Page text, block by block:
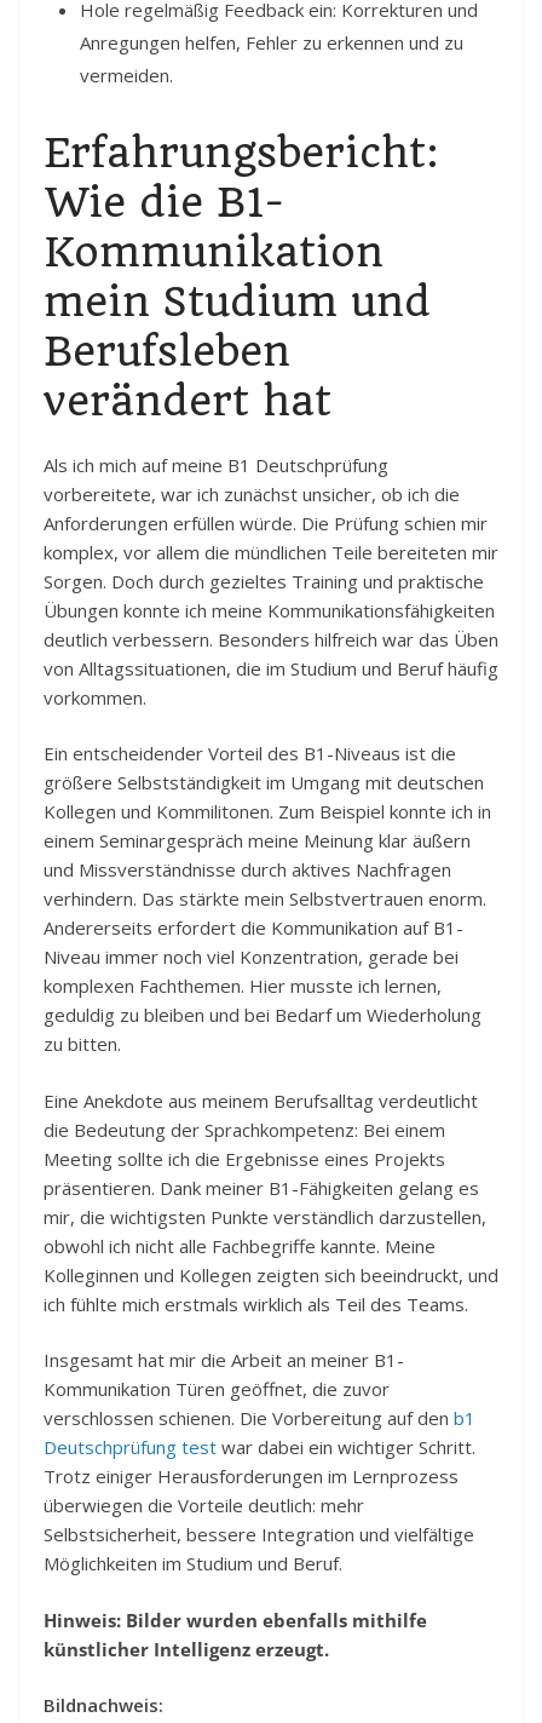
Hole regelmäßig Feedback ein: Korrekturen und
Anregungen helfen, Fehler zu erkennen und zu
vermeiden.
Erfahrungsbericht:
Wie die B1-
Kommunikation
mein Studium und
Berufsleben
verändert hat
Als ich mich auf meine B1 Deutschprüfung
vorbereitete, war ich zunächst unsicher, ob ich die
Anforderungen erfüllen würde. Die Prüfung schien mir
komplex, vor allem die mündlichen Teile bereiteten mir
Sorgen. Doch durch gezieltes Training und praktische
Übungen konnte ich meine Kommunikationsfähigkeiten
deutlich verbessern. Besonders hilfreich war das Üben
von Alltagssituationen, die im Studium und Beruf häufig
vorkommen.
Ein entscheidender Vorteil des B1-Niveaus ist die
größere Selbstständigkeit im Umgang mit deutschen
Kollegen und Kommilitonen. Zum Beispiel konnte ich in
einem Seminargespräch meine Meinung klar äußern
und Missverständnisse durch aktives Nachfragen
verhindern. Das stärkte mein Selbstvertrauen enorm.
Andererseits erfordert die Kommunikation auf B1-
Niveau immer noch viel Konzentration, gerade bei
komplexen Fachthemen. Hier musste ich lernen,
geduldig zu bleiben und bei Bedarf um Wiederholung
zu bitten.
Eine Anekdote aus meinem Berufsalltag verdeutlicht
die Bedeutung der Sprachkompetenz: Bei einem
Meeting sollte ich die Ergebnisse eines Projekts
präsentieren. Dank meiner B1-Fähigkeiten gelang es
mir, die wichtigsten Punkte verständlich darzustellen,
obwohl ich nicht alle Fachbegriffe kannte. Meine
Kolleginnen und Kollegen zeigten sich beeindruckt, und
ich fühlte mich erstmals wirklich als Teil des Teams.
Insgesamt hat mir die Arbeit an meiner B1-
Kommunikation Türen geöffnet, die zuvor
verschlossen schienen. Die Vorbereitung auf den b1
Deutschprüfung test war dabei ein wichtiger Schritt.
Trotz einiger Herausforderungen im Lernprozess
überwiegen die Vorteile deutlich: mehr
Selbstsicherheit, bessere Integration und vielfältige
Möglichkeiten im Studium und Beruf.
Hinweis: Bilder wurden ebenfalls mithilfe
künstlicher Intelligenz erzeugt.
Bildnachweis: